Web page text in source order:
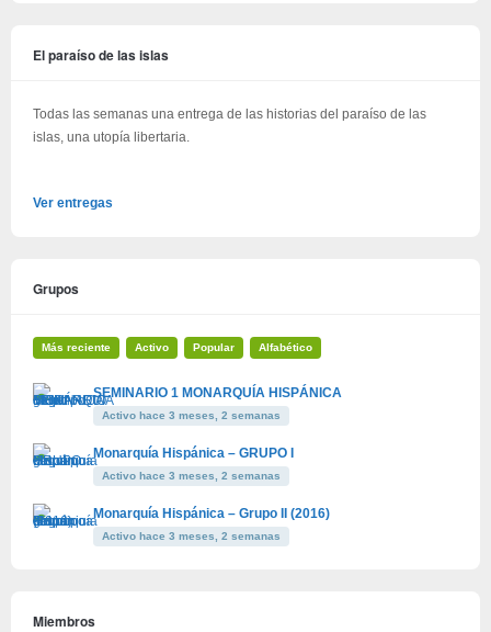
El paraíso de las islas
Todas las semanas una entrega de las historias del paraíso de las
islas, una utopía libertaria.
Ver entregas
Grupos
Más reciente Activo Popular Alfabético
SEMINARIO 1 MONARQUÍA HISPÁNICA
Activo hace 3 meses, 2 semanas
Monarquía Hispánica – GRUPO I
Activo hace 3 meses, 2 semanas
Monarquía Hispánica – Grupo II (2016)
Activo hace 3 meses, 2 semanas
Miembros